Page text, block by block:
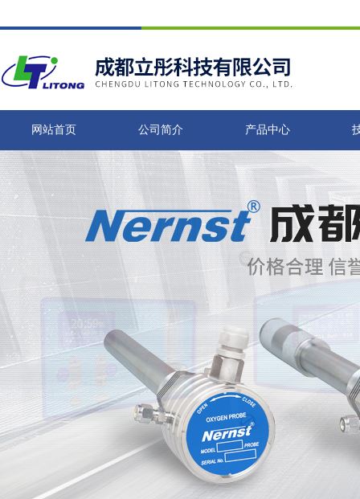
网站首页 公司简介 产品中心